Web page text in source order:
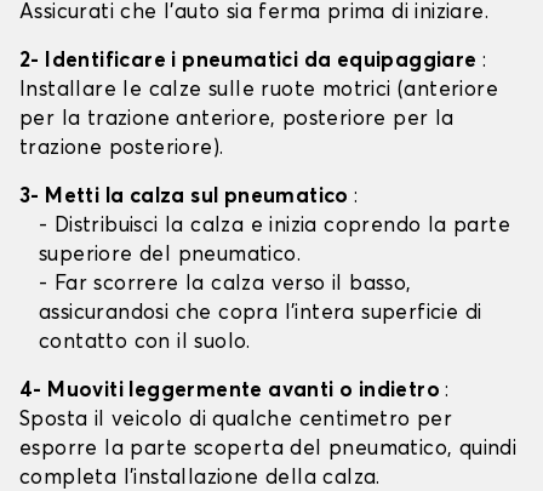
Assicurati che l'auto sia ferma prima di iniziare.
2- Identificare i pneumatici da equipaggiare :
Installare le calze sulle ruote motrici (anteriore
per la trazione anteriore, posteriore per la
trazione posteriore).
3- Metti la calza sul pneumatico:
- Distribuisci la calza e inizia coprendo la parte
superiore del pneumatico.
- Far scorrere la calza verso il basso,
assicurandosi che copra l'intera superficie di
contatto con il suolo.
4- Muoviti leggermente avanti o indietro:
Sposta il veicolo di qualche centimetro per
esporre la parte scoperta del pneumatico, quindi
completa l'installazione della calza.